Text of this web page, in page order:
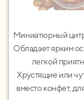
Миниатюрный
Обладает ярким
легкой
Хрустящие или
вместо конфет,